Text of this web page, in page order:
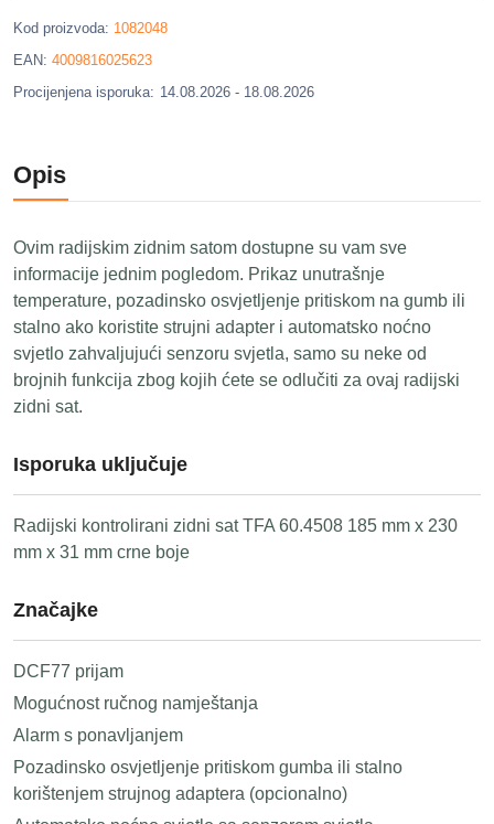
Kod proizvoda: 1082048
EAN: 4009816025623
Procijenjena isporuka: 14.08.2026 - 18.08.2026
Opis
Ovim radijskim zidnim satom dostupne su vam sve
informacije jednim pogledom. Prikaz unutrašnje
temperature, pozadinsko osvjetljenje pritiskom na gumb ili
stalno ako koristite strujni adapter i automatsko noćno
svjetlo zahvaljujući senzoru svjetla, samo su neke od
brojnih funkcija zbog kojih ćete se odlučiti za ovaj radijski
zidni sat.
Isporuka uključuje
Radijski kontrolirani zidni sat TFA 60.4508 185 mm x 230
mm x 31 mm crne boje
Značajke
DCF77 prijam
Mogućnost ručnog namještanja
Alarm s ponavljanjem
Pozadinsko osvjetljenje pritiskom gumba ili stalno
korištenjem strujnog adaptera (opcionalno)